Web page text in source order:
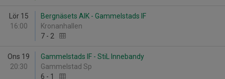
Lör 15
16:00
Bergnäsets AIK - Gammelstads IF
Kronanhallen
7 - 2
Ons 19
20:30
Gammelstads IF - StiL Innebandy
Gammelstad Sp
6 - 1